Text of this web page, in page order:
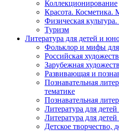
Коллекционирование
Красота. Косметика.
Физическая
Туризм
Литература для детей и
Фольклор и мифы
Российская
Зарубежная
Развивающая и
Познавательная
тематике
Познавательная
Литература для
Литература для
Детское творчество,